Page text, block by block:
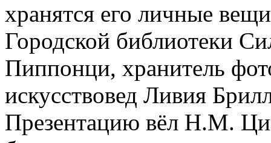
хранятся его личные
Городской библиотеки
Пиппонци, хранитель
искусствовед Ливия
Презентацию вёл Н.М.